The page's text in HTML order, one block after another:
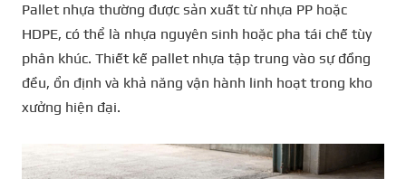
Pallet nhựa thường được sản xuất từ nhựa PP hoặc
HDPE, có thể là nhựa nguyên sinh hoặc pha tái chế tùy
phân khúc. Thiết kế pallet nhựa tập trung vào sự đồng
đều, ổn định và khả năng vận hành linh hoạt trong kho
xưởng hiện đại.